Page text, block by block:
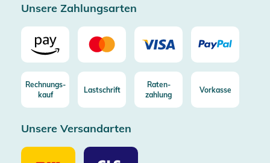
Unsere Zahlungsarten
Rechnungs-
kauf
Lastschrift
Raten-
zahlung
Vorkasse
Unsere Versandarten
Unsere
Unsere